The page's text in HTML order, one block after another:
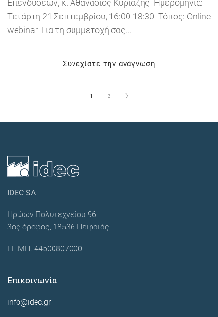
Επενδύσεων, κ. Αθανάσιος Κυριαζής Ημερομηνία:
Τετάρτη 21 Σεπτεμβρίου, 16:00-18:30 Τόπος: Οnline
webinar Για τη συμμετοχή σας...
Συνεχίστε την ανάγνωση
1 2
IDEC SA
Ηρώων Πολυτεχνείου 96
3ος όροφος, 18536 Πειραιάς
ΓΕ.ΜΗ. 44500807000
Επικοινωνία
info@idec.gr